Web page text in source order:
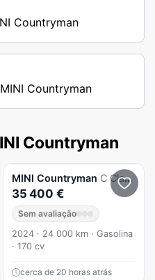
Countryman
Countryman
Countryman
MINI Countryman C Classic XS
35 400 €
Sem avaliação
2024 · 24 000 km · Gasolina
· 170 cv
cerca de 20 horas atrás